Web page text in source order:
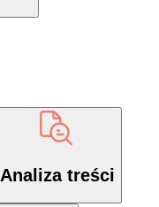
Analiza treści